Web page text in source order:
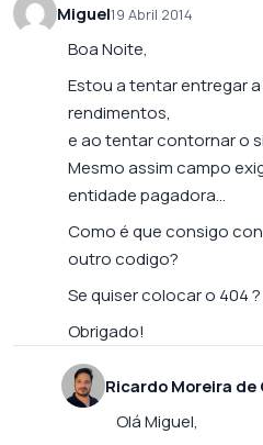
Miguel19 Abril 2014
Boa Noite,
Estou a tentar entregar a
rendimentos,
e ao tentar contornar o
Mesmo assim campo
entidade pagadora…
Como é que consigo
outro codigo?
Se quiser colocar o 404
Obrigado!
Ricardo Moreira de
Olá Miguel,